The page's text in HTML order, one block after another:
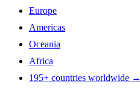
Europe
Americas
Oceania
Africa
195+ countries worldwide →